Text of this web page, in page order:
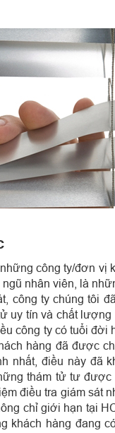
công ty/đơn vị
nhân viên, là
công ty chúng tôi
uy tín và chất
công ty có tuổi đời
hàng đã được
nhất, điều này đã
thám tử tư được
điều tra giám sát
chỉ giới hạn tại
khách hàng đang